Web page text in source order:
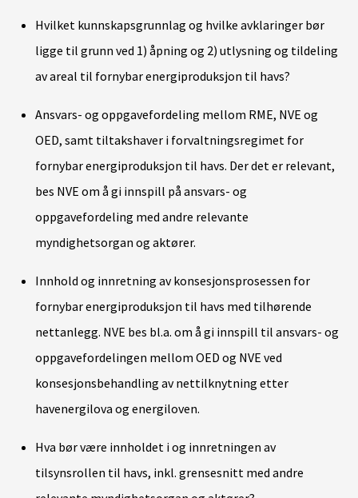
Hvilket kunnskapsgrunnlag og hvilke avklaringer bør
ligge til grunn ved 1) åpning og 2) utlysning og tildeling
av areal til fornybar energiproduksjon til havs?
Ansvars- og oppgavefordeling mellom RME, NVE og
OED, samt tiltakshaver i forvaltningsregimet for
fornybar energiproduksjon til havs. Der det er relevant,
bes NVE om å gi innspill på ansvars- og
oppgavefordeling med andre relevante
myndighetsorgan og aktører.
Innhold og innretning av konsesjonsprosessen for
fornybar energiproduksjon til havs med tilhørende
nettanlegg. NVE bes bl.a. om å gi innspill til ansvars- og
oppgavefordelingen mellom OED og NVE ved
konsesjonsbehandling av nettilknytning etter
havenergilova og energiloven.
Hva bør være innholdet i og innretningen av
tilsynsrollen til havs, inkl. grensesnitt med andre